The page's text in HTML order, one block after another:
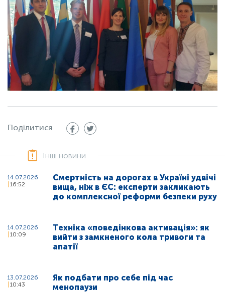
Поділитися
Інші новини
14.07.2026
16:52
Смертність на дорогах в Україні удвічі
вища, ніж в ЄС: експерти закликають
до комплексної реформи безпеки руху
14.07.2026
10:09
Техніка «поведінкова активація»: як
вийти з замкненого кола тривоги та
апатії
13.07.2026
10:43
Як подбати про себе під час
менопаузи